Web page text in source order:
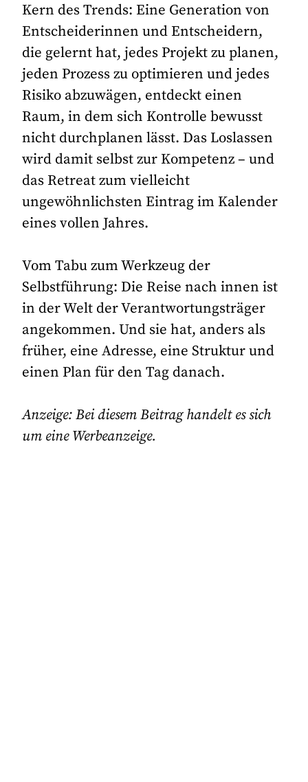
Kern des Trends: Eine Generation von
Entscheiderinnen und Entscheidern,
die gelernt hat, jedes Projekt zu planen,
jeden Prozess zu optimieren und jedes
Risiko abzuwägen, entdeckt einen
Raum, in dem sich Kontrolle bewusst
nicht durchplanen lässt. Das Loslassen
wird damit selbst zur Kompetenz – und
das Retreat zum vielleicht
ungewöhnlichsten Eintrag im Kalender
eines vollen Jahres.
Vom Tabu zum Werkzeug der
Selbstführung: Die Reise nach innen ist
in der Welt der Verantwortungsträger
angekommen. Und sie hat, anders als
früher, eine Adresse, eine Struktur und
einen Plan für den Tag danach.
Anzeige: Bei diesem Beitrag handelt es sich
um eine Werbeanzeige.